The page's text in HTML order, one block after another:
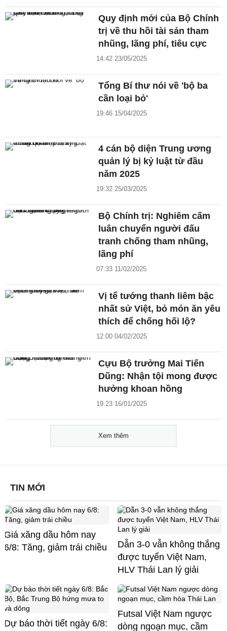
Quy định mới của Bộ Chính
trị về thu hồi tài sản tham
nhũng, lãng phí, tiêu cực
14:42 23/05/2025
Tổng Bí thư nói về 'bộ ba
cần loại bỏ'
19:46 15/04/2025
4 cán bộ diện Trung ương
quản lý bị kỷ luật từ đầu
năm 2025
19:32 25/03/2025
Bộ Chính trị: Nghiêm cấm
luân chuyển người đấu
tranh chống tham nhũng,
lãng phí
07:33 11/02/2025
Vị tể tướng thanh liêm bậc
nhất sử Việt, bỏ món ăn yêu
thích để chống hối lộ?
12:00 04/02/2025
Cựu Bộ trưởng Mai Tiến
Dũng: Nhận tội mong được
hưởng khoan hồng
19:23 16/01/2025
Xem thêm
TIN MỚI
Giá xăng dầu hôm nay
6/8: Tăng, giảm trái chiều
Dẫn 3-0 vẫn không thắng
được tuyển Việt Nam,
HLV Thái Lan lý giải
Dự báo thời tiết ngày 6/8:
Futsal Việt Nam ngược
dòng ngoạn mục, cầm